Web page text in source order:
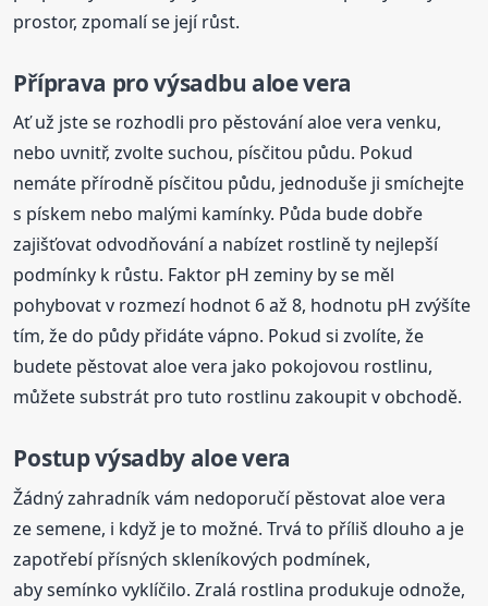
prostor, zpomalí se její růst.
Příprava pro výsadbu aloe vera
Ať už jste se rozhodli pro pěstování aloe vera venku,
nebo uvnitř, zvolte suchou, písčitou půdu. Pokud
nemáte přírodně písčitou půdu, jednoduše ji smíchejte
s pískem nebo malými kamínky. Půda bude dobře
zajišťovat odvodňování a nabízet rostlině ty nejlepší
podmínky k růstu. Faktor pH zeminy by se měl
pohybovat v rozmezí hodnot 6 až 8, hodnotu pH zvýšíte
tím, že do půdy přidáte vápno. Pokud si zvolíte, že
budete pěstovat aloe vera jako pokojovou rostlinu,
můžete substrát pro tuto rostlinu zakoupit v obchodě.
Postup výsadby aloe vera
Žádný zahradník vám nedoporučí pěstovat aloe vera
ze semene, i když je to možné. Trvá to příliš dlouho a je
zapotřebí přísných skleníkových podmínek,
aby semínko vyklíčilo. Zralá rostlina produkuje odnože,